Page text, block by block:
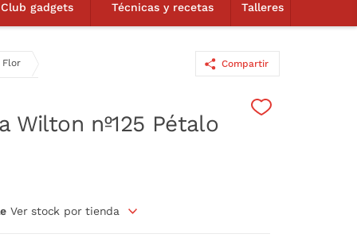
Club gadgets Técnicas y recetas Talleres
Flor
Wilton nº125 Pétalo
Ver stock por tienda
Compartir